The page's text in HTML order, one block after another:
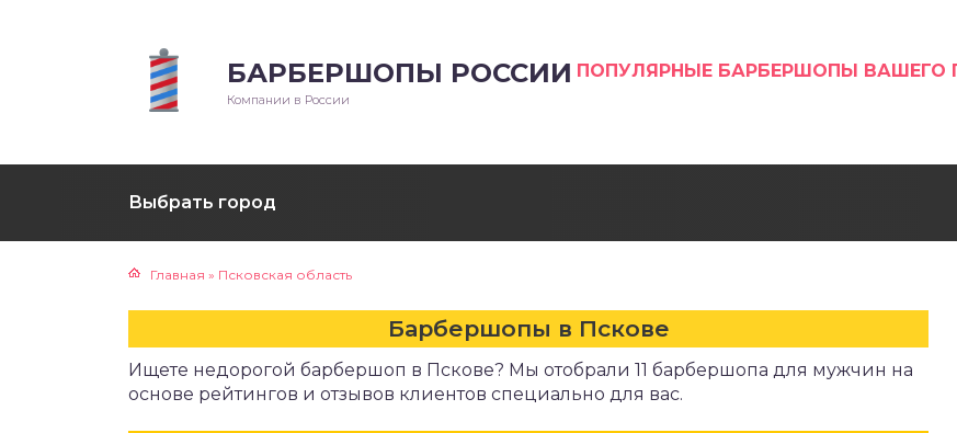
БАРБЕРШОПЫ РОССИИ ПОПУЛЯРНЫЕ БАРБЕРШОПЫ ВАШЕГО
Компании в России
Выбрать город
Главная » Псковская область
Барбершопы в Пскове
Ищете недорогой барбершоп в Пскове? Мы отобрали 11 барбершопа для мужчин на
основе рейтингов и отзывов клиентов специально для вас.